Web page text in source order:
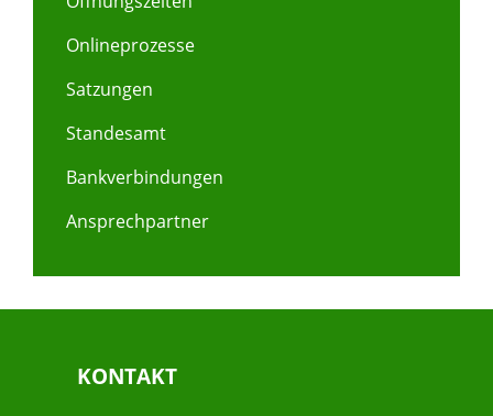
Onlineprozesse
Satzungen
Standesamt
Bankverbindungen
Ansprechpartner
KONTAKT